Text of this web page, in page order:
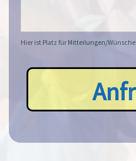
Hier ist Platz für Mitteilungen/Wünsche